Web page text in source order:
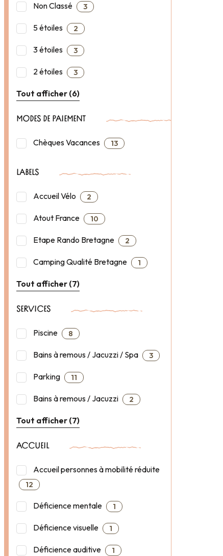
Non Classé 3
5 étoiles 2
3 étoiles 3
2 étoiles 3
Tout afficher (6)
MODES DE PAIEMENT
Chèques Vacances 13
LABELS
Accueil Vélo 2
Atout France 10
Etape Rando Bretagne 2
Camping Qualité Bretagne 1
Tout afficher (7)
SERVICES
Piscine 8
Bains à remous / Jacuzzi / Spa 3
Parking 11
Bains à remous / Jacuzzi 2
Tout afficher (7)
ACCUEIL
Accueil personnes à mobilité réduite
12
Déficience mentale 1
Déficience visuelle 1
Déficience auditive 1